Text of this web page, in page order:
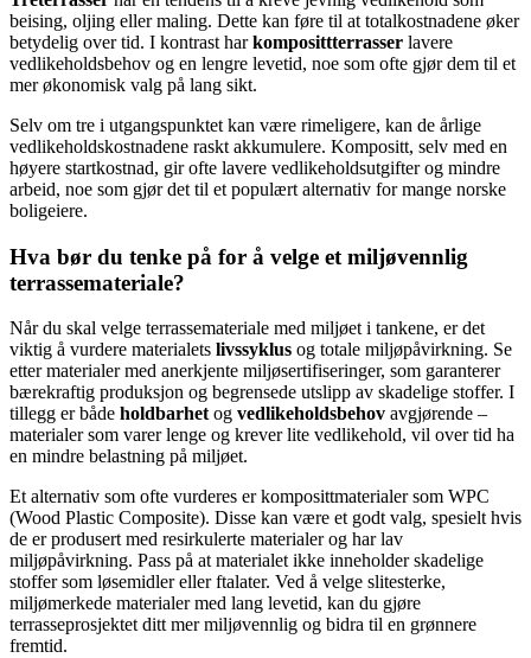
beising, oljing eller maling. Dette kan føre til at totalkostnadene øker
betydelig over tid. I kontrast harkomposittterrasser lavere
vedlikeholdsbehov og en lengre levetid, noe som ofte gjør dem til et
mer økonomisk valg på lang sikt.
Selv om tre i utgangspunktet kan være rimeligere, kan de årlige
vedlikeholdskostnadene raskt akkumulere. Kompositt, selv med en
høyere startkostnad, gir ofte lavere vedlikeholdsutgifter og mindre
arbeid, noe som gjør det til et populært alternativ for mange norske
boligeiere.
Hva bør du tenke på for å velge et miljøvennlig
terrassemateriale?
Når du skal velge terrassemateriale med miljøet i tankene, er det
viktig å vurdere materialets livssyklus og totale miljøpåvirkning. Se
etter materialer med anerkjente miljøsertifiseringer, som garanterer
bærekraftig produksjon og begrensede utslipp av skadelige stoffer. I
tillegg er både holdbarhetog vedlikeholdsbehov avgjørende –
materialer som varer lenge og krever lite vedlikehold, vil over tid ha
en mindre belastning på miljøet.
Et alternativ som ofte vurderes er komposittmaterialer som WPC
(Wood Plastic Composite). Disse kan være et godt valg, spesielt hvis
de er produsert med resirkulerte materialer og har lav
miljøpåvirkning. Pass på at materialet ikke inneholder skadelige
stoffer som løsemidler eller ftalater. Ved å velge slitesterke,
miljømerkede materialer med lang levetid, kan du gjøre
terrasseprosjektet ditt mer miljøvennlig og bidra til en grønnere
fremtid.